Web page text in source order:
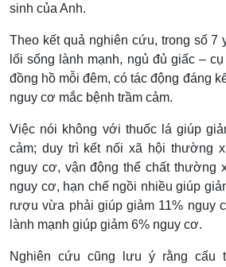
sinh của Anh.
Theo kết quả nghiên cứu, trong số 7
lối sống lành mạnh, ngủ đủ giấc –
đồng hồ mỗi đêm, có tác động đáng
nguy cơ mắc bệnh trầm cảm.
Việc nói không với thuốc lá giúp
cảm; duy trì kết nối xã hội thường
nguy cơ, vận động thể chất thường
nguy cơ, hạn chế ngồi nhiều giúp
rượu vừa phải giúp giảm 11% nguy
lành mạnh giúp giảm 6% nguy cơ.
Nghiên cứu cũng lưu ý rằng cấu